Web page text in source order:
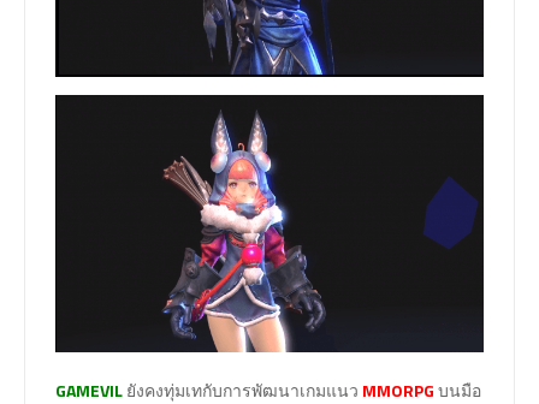
GAMEVILยังคงทุ่มเทกับการพัฒนาเกมแนว MMORPGบนมือ